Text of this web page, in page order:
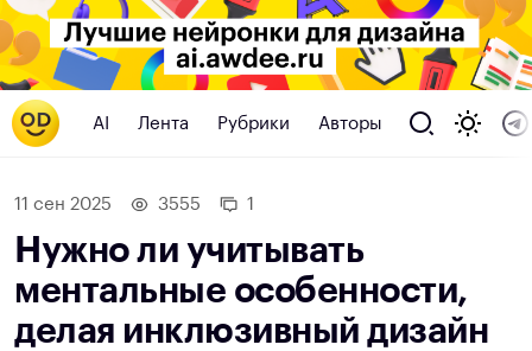
AI Лента Рубрики Авторы
11 сен 2025 3555 1
Нужно ли учитывать
ментальные особенности,
делая инклюзивный дизайн